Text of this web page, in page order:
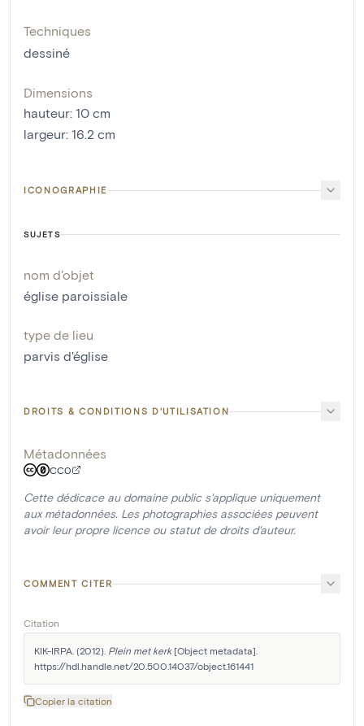
Techniques
dessiné
Dimensions
hauteur: 10 cm
largeur: 16.2 cm
ICONOGRAPHIE
SUJETS
nom d'objet
église paroissiale
type de lieu
parvis d'église
DROITS & CONDITIONS D'UTILISATION
Métadonnées
CC0
Cette dédicace au domaine public s'applique uniquement
aux métadonnées. Les photographies associées peuvent
avoir leur propre licence ou statut de droits d'auteur.
COMMENT CITER
Citation
KIK-IRPA. (2012). Plein met kerk [Object metadata].
https://hdl.handle.net/20.500.14037/object.161441
Copier la citation